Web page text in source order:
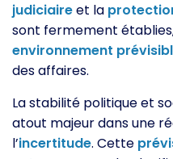
judiciaireet la
sont fermement
environnement
des affaires.
La stabilité politique et
atout majeur dans une
l’incertitude. Cette